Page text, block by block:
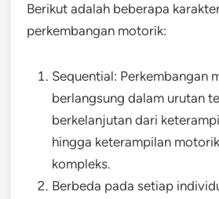
Berikut adalah beberapa
perkembangan motorik:
Sequential: Perkembangan
berlangsung dalam urutan
berkelanjutan dari
hingga keterampilan
kompleks.
Berbeda pada setiap